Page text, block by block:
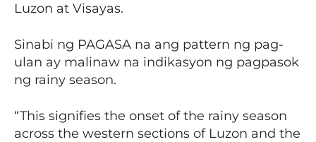
Luzon at Visayas.
Sinabi ng PAGASA na ang pattern ng pag-
ulan ay malinaw na indikasyon ng pagpasok
ng rainy season.
“This signifies the onset of the rainy season
across the western sections of Luzon and the